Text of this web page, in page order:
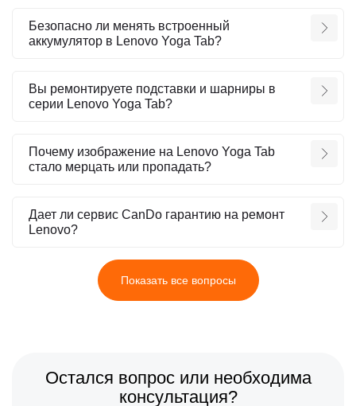
Безопасно ли менять встроенный
аккумулятор в Lenovo Yoga Tab?
Вы ремонтируете подставки и шарниры в
серии Lenovo Yoga Tab?
Почему изображение на Lenovo Yoga Tab
стало мерцать или пропадать?
Дает ли сервис CanDo гарантию на ремонт
Lenovo?
Показать все вопросы
Остался вопрос или необходима
консультация?